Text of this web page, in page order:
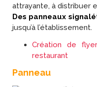
attrayante, à distribuer
Des panneaux
jusqu’à l’établissement.
Création de
restaurant
Panneau